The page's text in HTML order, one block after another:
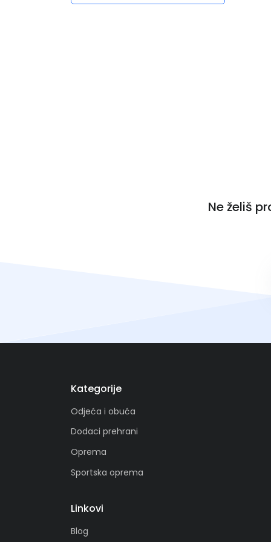
Ne želiš
Kategorije
Odjeća i obuća
Dodaci prehrani
Oprema
Sportska oprema
Linkovi
Blog